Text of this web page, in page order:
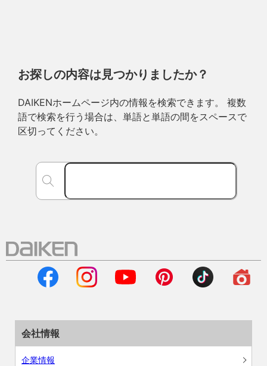
お探しの内容は見つかりましたか？
DAIKENホームページ内の情報を検索できます。 複数
語で検索を行う場合は、単語と単語の間をスペースで
区切ってください。
会社情報
企業情報